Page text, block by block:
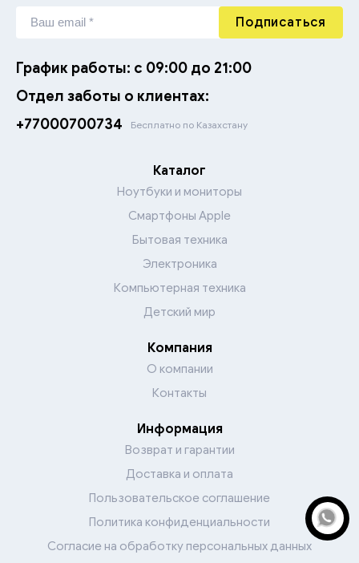
Подписаться
График работы: с 09:00 до 21:00
Отдел заботы о клиентах:
+77000700734
Бесплатно по Казахстану
Каталог
Ноутбуки и мониторы
Смартфоны Apple
Бытовая техника
Электроника
Компьютерная техника
Детский мир
Компания
О компании
Контакты
Информация
Возврат и гарантии
Доставка и оплата
Пользовательское соглашение
Политика конфиденциальности
Согласие на обработку персональных данных